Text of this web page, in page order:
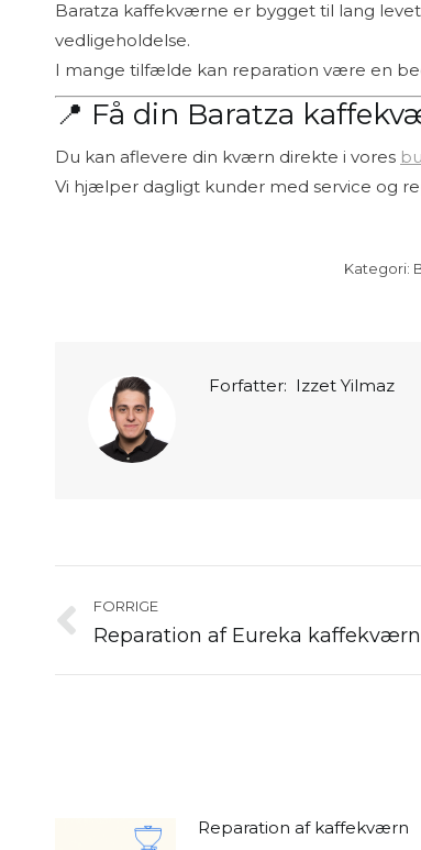
Baratza kaffekværne er bygget til lang
vedligeholdelse.
I mange tilfælde kan reparation være en
📍 Få din Baratza
Du kan aflevere din kværn direkte i vores
Vi hjælper dagligt kunder med service og
Kategori:
Forfatter: Izzet Yilmaz
navigation
FORRIGE
Forrige
Reparation af Eureka kaffekværn
Reparation af kaffekværn